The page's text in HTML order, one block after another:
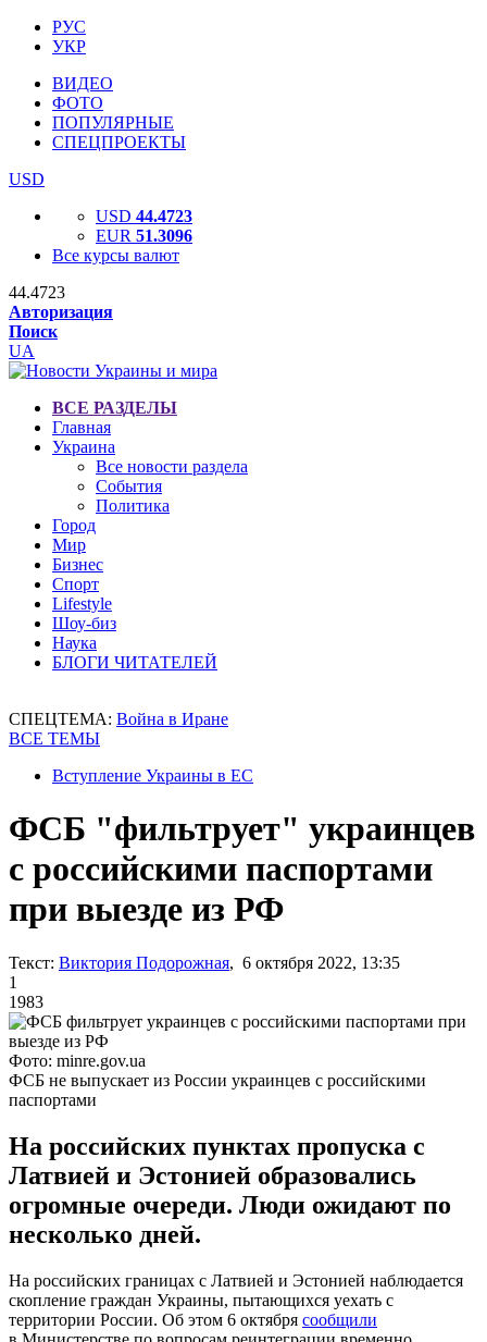
РУС
УКР
ВИДЕО
ФОТО
ПОПУЛЯРНЫЕ
СПЕЦПРОЕКТЫ
USD
USD 44.4723
EUR 51.3096
Все курсы валют
44.4723
Авторизация
Поиск
UA
ВСЕ РАЗДЕЛЫ
Главная
Украина
Все новости раздела
События
Политика
Город
Мир
Бизнес
Спорт
Lifestyle
Шоу-биз
Наука
БЛОГИ ЧИТАТЕЛЕЙ
СПЕЦТЕМА: Война в Иране
ВСЕ ТЕМЫ
Вступление Украины в ЕС
ФСБ "фильтрует" украинцев
с российскими паспортами
при выезде из РФ
Текст: Виктория Подорожная, 6 октября 2022, 13:35
1
1983
Фото: minre.gov.ua
ФСБ не выпускает из России украинцев с российскими
паспортами
На российских пунктах пропуска с
Латвией и Эстонией образовались
огромные очереди. Люди ожидают по
несколько дней.
На российских границах с Латвией и Эстонией наблюдается
скопление граждан Украины, пытающихся уехать с
территории России. Об этом 6 октября сообщили